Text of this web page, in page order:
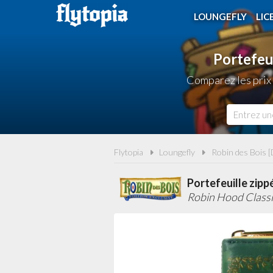
LOUNGEFLY
Comparez les
Flytopia Loungefly Robin des Bois
Portefeuille
Robin Hood